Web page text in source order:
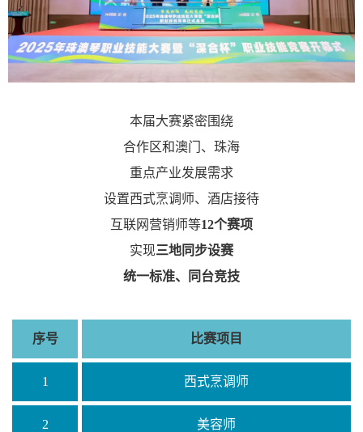
本届大赛紧密围绕
合作区和澳门、珠海
重点产业发展需求
设置西式烹调师、 酒店接待
互联网营销师等12个赛项
实现三地同步设赛
统一标准、同台竞技
序号 比赛项目
1 西式烹调师
2 美容师